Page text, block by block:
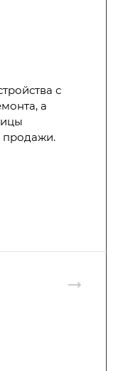
с
а
продажи.